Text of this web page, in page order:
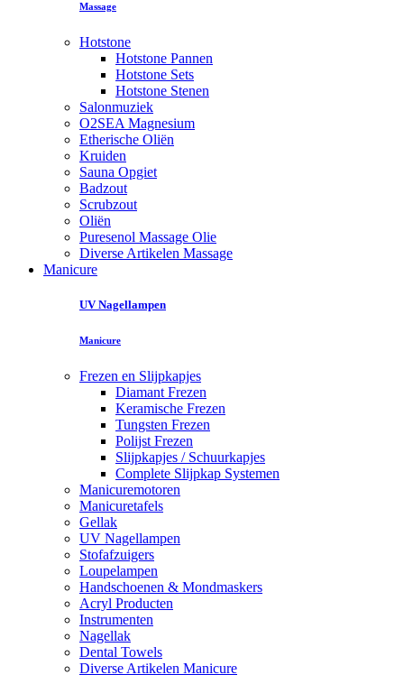
Massage
Hotstone
Hotstone Pannen
Hotstone Sets
Hotstone Stenen
Salonmuziek
O2SEA Magnesium
Etherische Oliën
Kruiden
Sauna Opgiet
Badzout
Scrubzout
Oliën
Puresenol Massage Olie
Diverse Artikelen Massage
Manicure
UV Nagellampen
Manicure
Frezen en Slijpkapjes
Diamant Frezen
Keramische Frezen
Tungsten Frezen
Polijst Frezen
Slijpkapjes / Schuurkapjes
Complete Slijpkap Systemen
Manicuremotoren
Manicuretafels
Gellak
UV Nagellampen
Stofafzuigers
Loupelampen
Handschoenen & Mondmaskers
Acryl Producten
Instrumenten
Nagellak
Dental Towels
Diverse Artikelen Manicure